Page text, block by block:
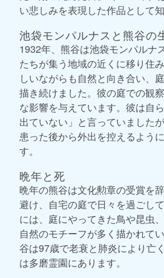
い悲しみを表現した作品として
池袋モンパルナスと熊谷の
1932年、熊谷は池袋モンパルナ
たちが集う地域の近くに移り住
しいながらも自然と向き合い、
描き続けました。彼の庭での観
な影響を与えています。彼は自
出ていない」と言っていました
患った後から外出を控えるよう
す。
晩年と死
晩年の熊谷は文化勲章の受賞を
避け、自宅の庭で日々を過ごし
には、庭にやってきた鳥や昆虫
自然のモチーフが多く描かれて
谷は97歳で老衰と肺炎により亡
は多磨霊園にあります。